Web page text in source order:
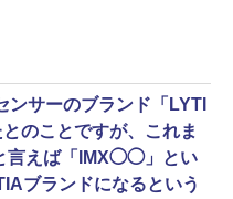
ンサーのブランド「LYTI
のことですが、これま
言えば「IMX◯◯」とい
ブランドになるという